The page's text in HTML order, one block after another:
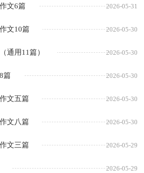
文6篇 2026-05-31
文10篇 2026-05-30
通用11篇） 2026-05-30
篇 2026-05-30
文五篇 2026-05-30
文八篇 2026-05-30
文三篇 2026-05-29
2026-05-29